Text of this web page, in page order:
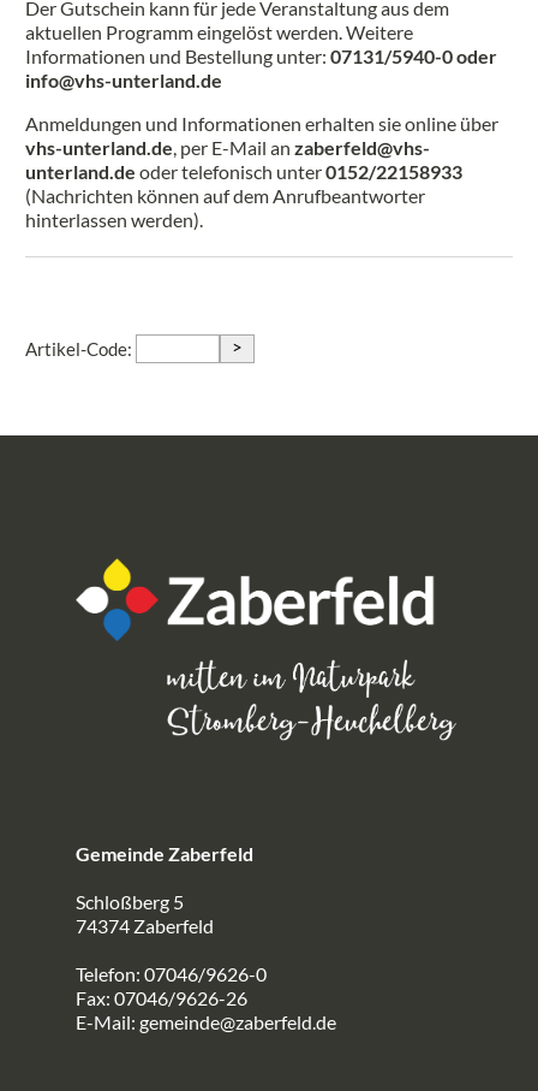
Der Gutschein kann für jede Veranstaltung aus dem
aktuellen Programm eingelöst werden. Weitere
Informationen und Bestellung unter: 07131/5940-0 oder
info@vhs-unterland.de
Anmeldungen und Informationen erhalten sie online über
vhs-unterland.de , per E-Mail an zaberfeld@vhs-
unterland.de oder telefonisch unter0152/22158933
(Nachrichten können auf dem Anrufbeantworter
hinterlassen werden).
Artikel-Code: >
Gemeinde Zaberfeld
Schloßberg 5
74374 Zaberfeld
Telefon: 07046/9626-0
Fax: 07046/9626-26
E-Mail: gemeinde@zaberfeld.de